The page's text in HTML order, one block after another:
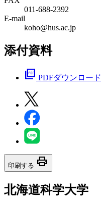
011-688-2392
E-mail
koho@hus.ac.jp
添付資料
picture_as_pdf PDFダウンロード
印刷する print
北海道科学大学